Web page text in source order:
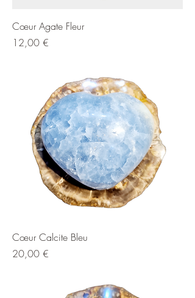
Cœur Agate Fleur
Prix
12,00 €
Cœur Calcite Bleu
Prix
20,00 €